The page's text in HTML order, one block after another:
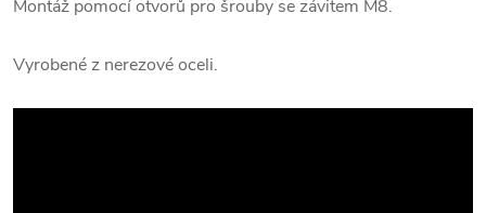
Montáž pomocí otvorů pro šrouby se závitem M8.
Vyrobené z nerezové oceli.